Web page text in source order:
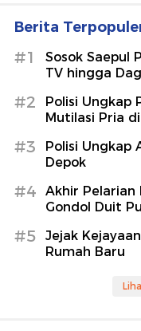
Berita
#1
Sosok Saepul
TV hingga
#2
Polisi Ungkap
Mutilasi Pria
#3
Polisi Ungkap
Depok
#4
Akhir Pelarian
Gondol Duit
#5
Jejak
Rumah Baru